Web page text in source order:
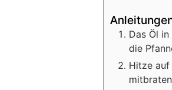
Das Öl
die
Hitze